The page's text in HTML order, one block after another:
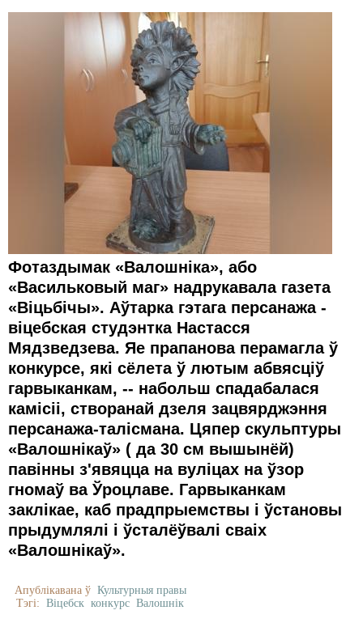
Фотаздымак «Валошніка», або
«Васильковый маг» надрукавала газета
«Віцьбічы». Аўтарка гэтага персанажа -
віцебская студэнтка Настасся
Мядзведзева. Яе прапанова перамагла ў
конкурсе, які сёлета ў лютым абвясціў
гарвыканкам, -- набольш спадабалася
камісіі, створанай дзеля зацвярджэння
персанажа-талісмана. Цяпер скульптуры
«Валошнікаў» ( да 30 см вышынёй)
павінны з'явяцца на вуліцах на ўзор
гномаў ва Ўроцлаве. Гарвыканкам
заклікае, каб прадпрыемствы і ўстановы
прыдумлялі і ўсталёўвалі сваіх
«Валошнікаў».
Апублікавана ў Культурныя правы
Тэгі: Віцебск конкурс Валошнік